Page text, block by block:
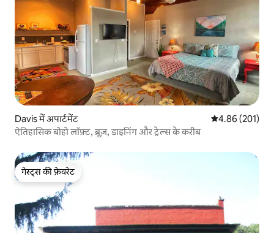
Davis में अपार्टमेंट औसत रेटिंग 5 में से
4.86 (201)
ऐतिहासिक बोहो लॉफ़्ट, ब्रूज़, डाइनिंग और ट्रेल्स के करीब
गेस्ट्स की फ़ेवरेट
गेस्ट्स की फ़ेवरेट